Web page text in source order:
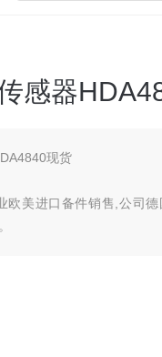
感器
现货
欧美进口备件销售,公司